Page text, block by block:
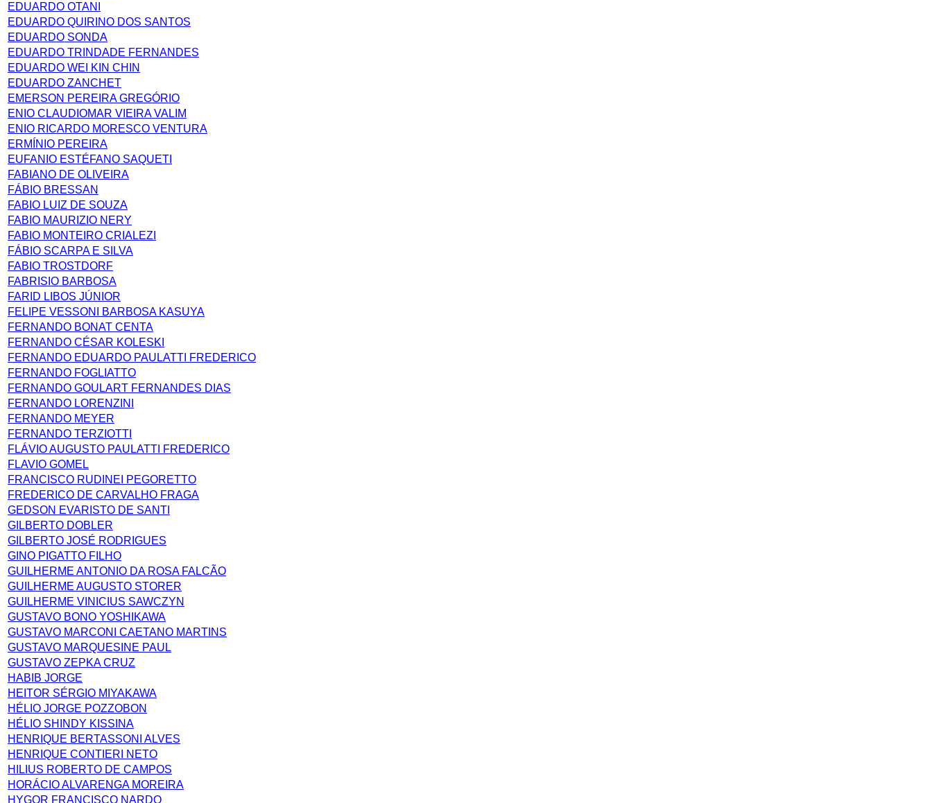
EDUARDO OTANI
EDUARDO QUIRINO DOS SANTOS
EDUARDO SONDA
EDUARDO TRINDADE FERNANDES
EDUARDO WEI KIN CHIN
EDUARDO ZANCHET
EMERSON PEREIRA GREGÓRIO
ENIO CLAUDIOMAR VIEIRA VALIM
ENIO RICARDO MORESCO VENTURA
ERMÍNIO PEREIRA
EUFANIO ESTÉFANO SAQUETI
FABIANO DE OLIVEIRA
FÁBIO BRESSAN
FABIO LUIZ DE SOUZA
FABIO MAURIZIO NERY
FABIO MONTEIRO CRIALEZI
FÁBIO SCARPA E SILVA
FABIO TROSTDORF
FABRISIO BARBOSA
FARID LIBOS JÚNIOR
FELIPE VESSONI BARBOSA KASUYA
FERNANDO BONAT CENTA
FERNANDO CÉSAR KOLESKI
FERNANDO EDUARDO PAULATTI FREDERICO
FERNANDO FOGLIATTO
FERNANDO GOULART FERNANDES DIAS
FERNANDO LORENZINI
FERNANDO MEYER
FERNANDO TERZIOTTI
FLÁVIO AUGUSTO PAULATTI FREDERICO
FLAVIO GOMEL
FRANCISCO RUDINEI PEGORETTO
FREDERICO DE CARVALHO FRAGA
GEDSON EVARISTO DE SANTI
GILBERTO DOBLER
GILBERTO JOSÉ RODRIGUES
GINO PIGATTO FILHO
GUILHERME ANTONIO DA ROSA FALCÃO
GUILHERME AUGUSTO STORER
GUILHERME VINICIUS SAWCZYN
GUSTAVO BONO YOSHIKAWA
GUSTAVO MARCONI CAETANO MARTINS
GUSTAVO MARQUESINE PAUL
GUSTAVO ZEPKA CRUZ
HABIB JORGE
HEITOR SÉRGIO MIYAKAWA
HÉLIO JORGE POZZOBON
HÉLIO SHINDY KISSINA
HENRIQUE BERTASSONI ALVES
HENRIQUE CONTIERI NETO
HILIUS ROBERTO DE CAMPOS
HORÁCIO ALVARENGA MOREIRA
HYGOR FRANCISCO NARDO